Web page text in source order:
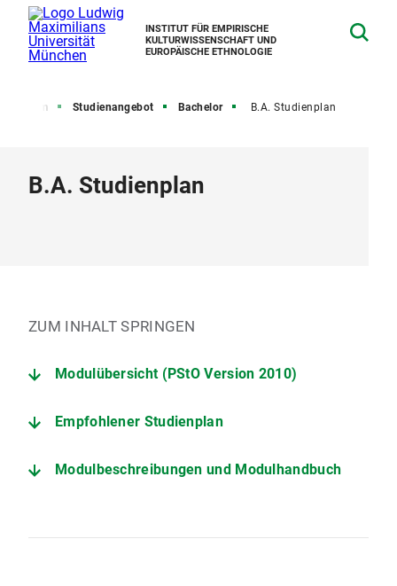
INSTITUT FÜR EMPIRISCHE
KULTURWISSENSCHAFT UND
EUROPÄISCHE ETHNOLOGIE
Studium Studienangebot Bachelor B.A. Studienplan
B.A. Studienplan
ZUM INHALT SPRINGEN
Modulübersicht (PStO Version 2010)
Empfohlener Studienplan
Modulbeschreibungen und Modulhandbuch